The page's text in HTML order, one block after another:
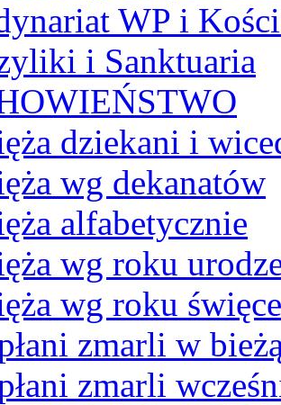
WP i
i Sanktuaria
dziekani i
wg dekanatów
alfabetycznie
wg roku
wg roku
zmarli w
zmarli